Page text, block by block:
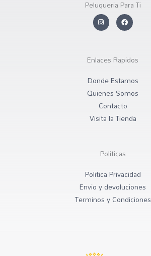
Peluqueria Para Ti
In
s
r
a
F
a
c
o
k
Enlaces Rapidos
Donde Estamos
Quienes Somos
Contacto
Visita la Tienda
Politicas
Politica Privacidad
Envio y devoluciones
Terminos y Condiciones